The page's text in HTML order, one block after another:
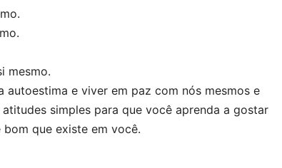
mesmo.
autoestima e viver em paz com nós mesmos e
simples para que você aprenda a gostar
que existe em você.